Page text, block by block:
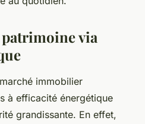
via
immobilier
à efficacité énergétique
grandissante. En effet,